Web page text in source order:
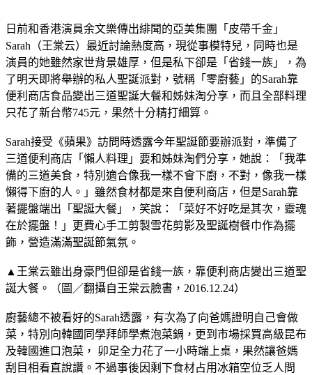
日前和香港演員余文樂傳出緋聞的亞美集團「皮帶千金」
Sarah（王棠云）最近討論熱度高，現從事模特兒，同時也是
演員的她雖然家世背景雄厚，但是私下卻是「省錢一族」，為
了明天即將舉辦的私人聖誕派對，號稱「零廚藝」的Sarah靠
便利商店食品變出三道聖誕大餐和姊妹淘分享，而且全部料理
只花了新台幣745元，果然十分精打細算。
Sarah接受《蘋果》訪問時透露今年聖誕節要辦派對，準備了
三道便利商店「懶人料理」要和姊妹淘們分享，她說：「我準
備的三道美食，特別適合像我一樣不會下廚，不對，像我一樣
懶得下廚的人。」雖然食材都是來自便利商店，但是Sarah靠
著擺盤端出「聖誕大餐」，笑說：「菜好不好吃是其次，靈魂
在於擺盤！」更費心手工剪製雪花剪影及聖誕樹餐巾作為擺
飾，營造滿滿聖誕節氣氛。
▲王棠云雖出身豪門但卻是省錢一族，靠便利商店變出三道聖
誕大餐。（圖／翻攝自王棠云臉書，2016.12.24）
廚藝總不被看好的Sarah透露，有次為了向爸媽證明自己會做
菜，特別向韓國同學拜師學煮泡菜鍋，更到市場採買高級昆布
及韓國進口泡菜， 卯足全力花了一小時端上桌，果然讓爸媽
刮目相看直說讚。不過事後因剩下食材占用冰箱空位乏人問